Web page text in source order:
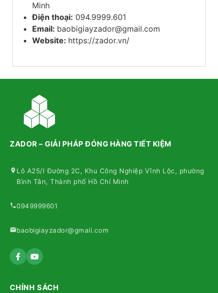
Minh
Điện thoại: 094.9999.601
Email: baobigiayzador@gmail.com
Website: https://zador.vn/
ZADOR – GIẢI PHÁP ĐÓNG HÀNG TIẾT KIỆM
Lô A25/I Đường 2C, Khu Công Nghiệp Vĩnh Lộc, phường
Bình Tân, Thành phố Hồ Chí Minh
0949999601
baobigiayzador@gmail.com
CHÍNH SÁCH